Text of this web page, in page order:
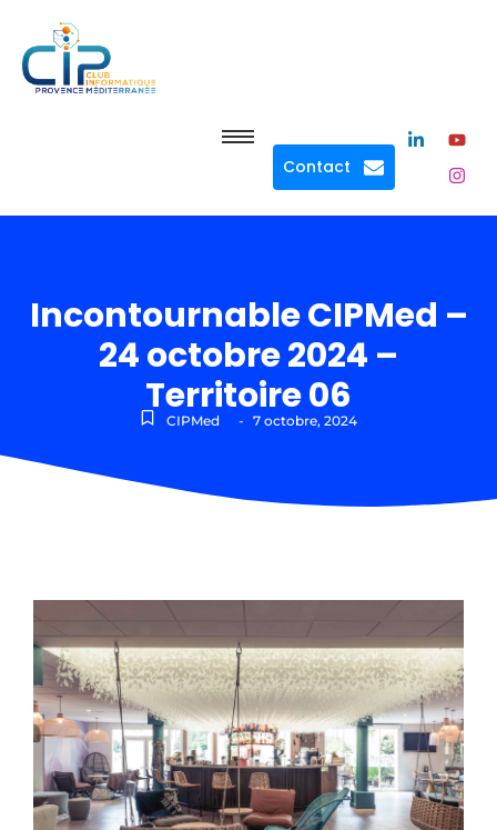
Contact
Incontournable CIPMed –
24 octobre 2024 –
Territoire 06
CIPMed - 7 octobre, 2024